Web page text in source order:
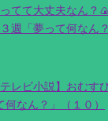
てて大丈夫なん？
「夢って何なん？
レビ小説】おむ
何なん？」（１０）